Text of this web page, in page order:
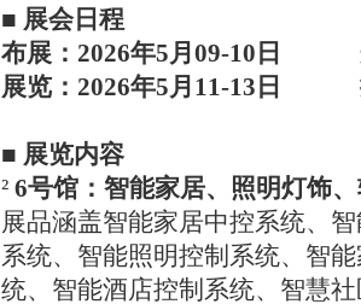
■ 展会日程
布展： 2026年5 月 09-10 日
展览： 2026年5 月 11-13 日
■ 展览内容
² 6号馆 ：智能家居、照明灯饰
展品涵盖智能家居中控系统、
系统、智能照明控制系统、智
统、智能酒店控制系统、智慧